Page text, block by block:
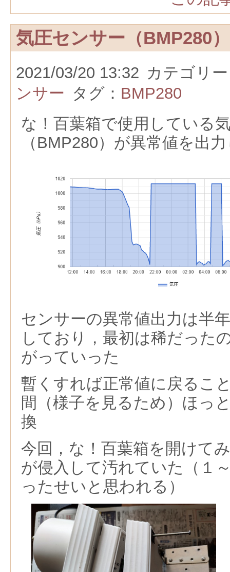
気圧センサー（BMP280
2021/03/20 13:32 カテゴリ
ンサー タグ： BMP280
な！百葉箱で使用している
（BMP280）が異常値を出
センサーの異常値出力は半
しており，最初は稀だった
がっていった
暫くすれば正常値に戻るこ
間（様子を見るため）ほっ
換
今回，な！百葉箱を開けて
が侵入して汚れていた（１
ったせいと思われる）